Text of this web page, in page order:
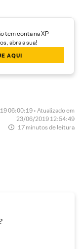
tem conta na XP
abra a sua!
AQUI
06:00:19 • Atualizado em
23/06/2019 12:54:49
17 minutos de leitura